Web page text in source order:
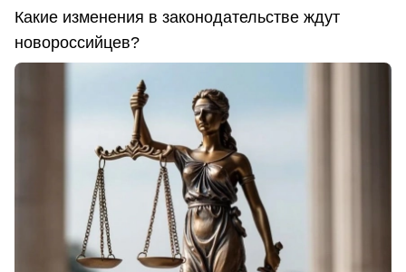
Какие изменения в законодательстве ждут
новороссийцев?